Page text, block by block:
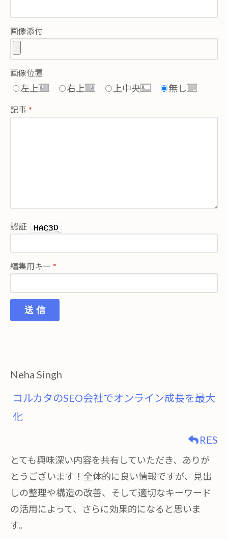
画像添付
画像位置
左上 右上 上中央 無し
記事
認証
編集用キー
送 信
Neha Singh
コルカタのSEO会社でオンライン成長を最大
化
RES
とても興味深い内容を共有していただき、ありが
とうございます！全体的に良い情報ですが、見出
しの整理や構造の改善、そして適切なキーワード
の活用によって、さらに効果的になると思いま
す。